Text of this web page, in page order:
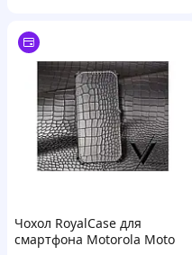
Чохол RoyalCase для
смартфона Motorola Moto